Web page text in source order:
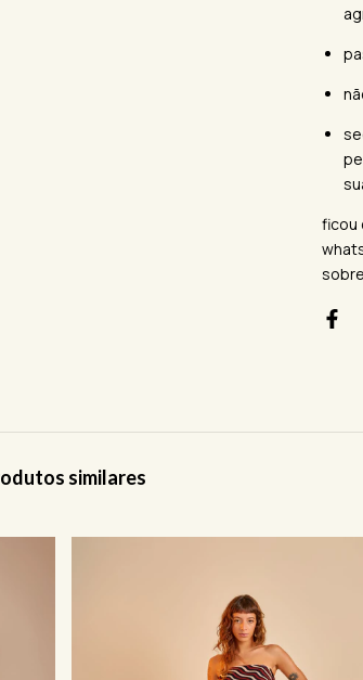
ficou
similares